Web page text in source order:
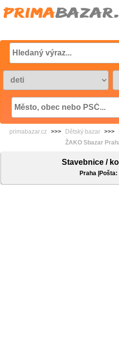
primabazar.cz >>> Dětský bazar >>>
ŽAKO Sbazar
Stavebnice /
Praha